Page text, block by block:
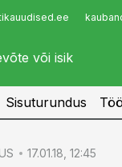
Infopank
Sisuturundus Töö
17.01.18, 12:45